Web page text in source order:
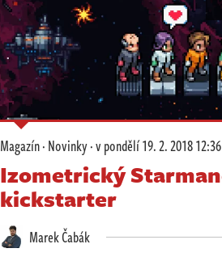
Magazín·Novinky·v pondělí19. 2. 2018 12:36
Izometrický
kickstarter
Marek Čabák